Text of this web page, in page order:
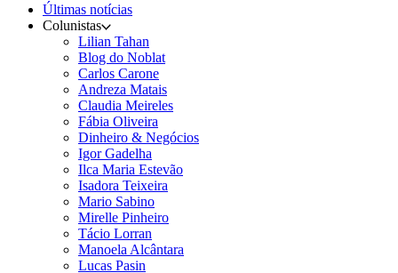
Últimas notícias
Colunistas
Lilian Tahan
Blog do Noblat
Carlos Carone
Andreza Matais
Claudia Meireles
Fábia Oliveira
Dinheiro & Negócios
Igor Gadelha
Ilca Maria Estevão
Isadora Teixeira
Mario Sabino
Mirelle Pinheiro
Tácio Lorran
Manoela Alcântara
Lucas Pasin